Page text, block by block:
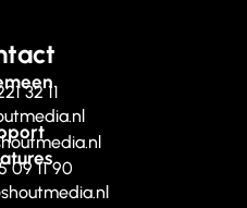
32 11
09 11 90